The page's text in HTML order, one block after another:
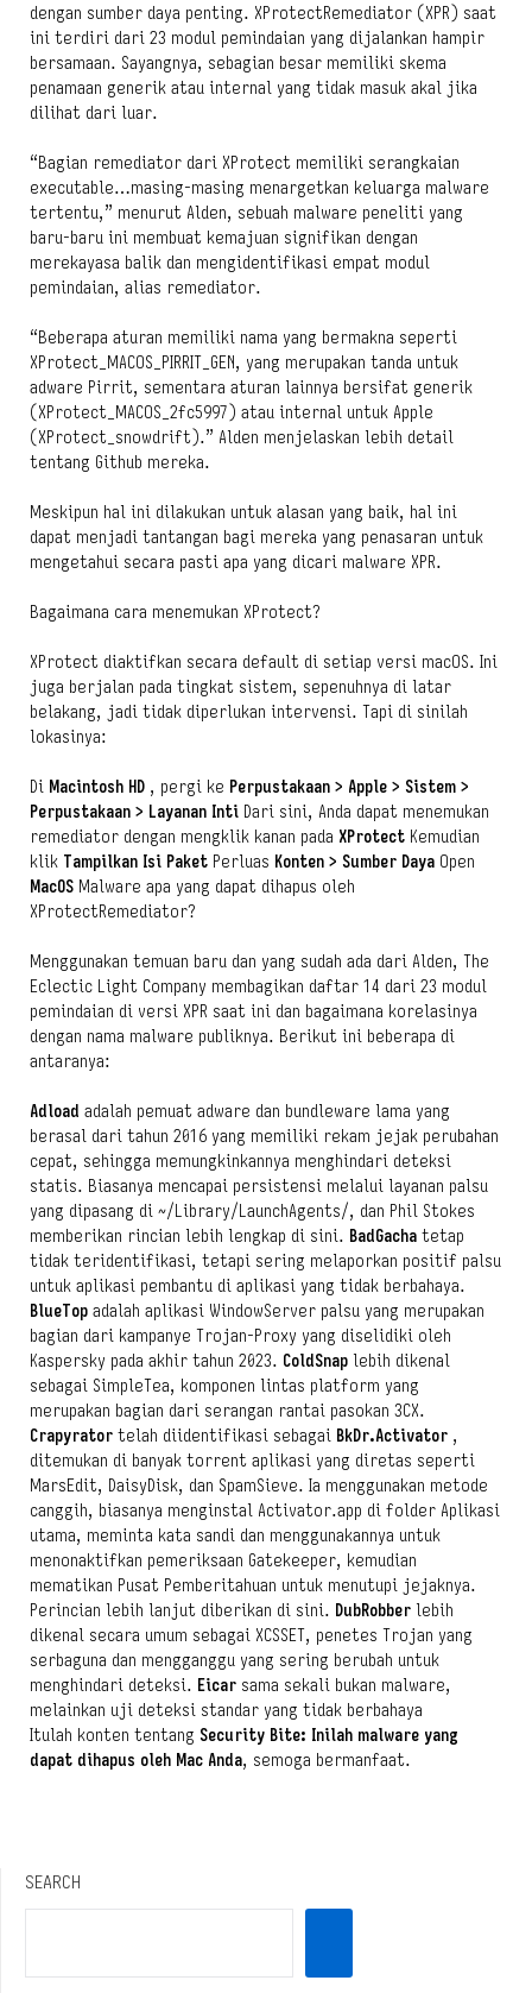
dengan sumber daya penting. XProtectRemediator (XPR) saat
ini terdiri dari 23 modul pemindaian yang dijalankan hampir
bersamaan. Sayangnya, sebagian besar memiliki skema
penamaan generik atau internal yang tidak masuk akal jika
dilihat dari luar.
“Bagian remediator dari XProtect memiliki serangkaian
executable…masing-masing menargetkan keluarga malware
tertentu,” menurut Alden, sebuah malware peneliti yang
baru-baru ini membuat kemajuan signifikan dengan
merekayasa balik dan mengidentifikasi empat modul
pemindaian, alias remediator.
“Beberapa aturan memiliki nama yang bermakna seperti
XProtect_MACOS_PIRRIT_GEN, yang merupakan tanda untuk
adware Pirrit, sementara aturan lainnya bersifat generik
(XProtect_MACOS_2fc5997) atau internal untuk Apple
(XProtect_snowdrift).” Alden menjelaskan lebih detail
tentang Github mereka.
Meskipun hal ini dilakukan untuk alasan yang baik, hal ini
dapat menjadi tantangan bagi mereka yang penasaran untuk
mengetahui secara pasti apa yang dicari malware XPR.
Bagaimana cara menemukan XProtect?
XProtect diaktifkan secara default di setiap versi macOS. Ini
juga berjalan pada tingkat sistem, sepenuhnya di latar
belakang, jadi tidak diperlukan intervensi. Tapi di sinilah
lokasinya:
Di Macintosh HD , pergi ke Perpustakaan > Apple > Sistem >
Perpustakaan > Layanan Inti Dari sini, Anda dapat menemukan
remediator dengan mengklik kanan pada XProtect Kemudian
klik Tampilkan Isi Paket Perluas Konten > Sumber Daya Open
MacOS Malware apa yang dapat dihapus oleh
XProtectRemediator?
Menggunakan temuan baru dan yang sudah ada dari Alden, The
Eclectic Light Company membagikan daftar 14 dari 23 modul
pemindaian di versi XPR saat ini dan bagaimana korelasinya
dengan nama malware publiknya. Berikut ini beberapa di
antaranya:
Adload adalah pemuat adware dan bundleware lama yang
berasal dari tahun 2016 yang memiliki rekam jejak perubahan
cepat, sehingga memungkinkannya menghindari deteksi
statis. Biasanya mencapai persistensi melalui layanan palsu
yang dipasang di ~/Library/LaunchAgents/, dan Phil Stokes
memberikan rincian lebih lengkap di sini. BadGacha tetap
tidak teridentifikasi, tetapi sering melaporkan positif palsu
untuk aplikasi pembantu di aplikasi yang tidak berbahaya.
BlueTop adalah aplikasi WindowServer palsu yang merupakan
bagian dari kampanye Trojan-Proxy yang diselidiki oleh
Kaspersky pada akhir tahun 2023. ColdSnap lebih dikenal
sebagai SimpleTea, komponen lintas platform yang
merupakan bagian dari serangan rantai pasokan 3CX.
Crapyrator telah diidentifikasi sebagai BkDr.Activator ,
ditemukan di banyak torrent aplikasi yang diretas seperti
MarsEdit, DaisyDisk, dan SpamSieve. Ia menggunakan metode
canggih, biasanya menginstal Activator.app di folder Aplikasi
utama, meminta kata sandi dan menggunakannya untuk
menonaktifkan pemeriksaan Gatekeeper, kemudian
mematikan Pusat Pemberitahuan untuk menutupi jejaknya.
Perincian lebih lanjut diberikan di sini. DubRobber lebih
dikenal secara umum sebagai XCSSET, penetes Trojan yang
serbaguna dan mengganggu yang sering berubah untuk
menghindari deteksi. Eicar sama sekali bukan malware,
melainkan uji deteksi standar yang tidak berbahaya
Itulah konten tentang Security Bite: Inilah malware yang
dapat dihapus oleh Mac Anda, semoga bermanfaat.
SEARCH